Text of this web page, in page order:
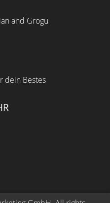
and Grogu
dein Bestes